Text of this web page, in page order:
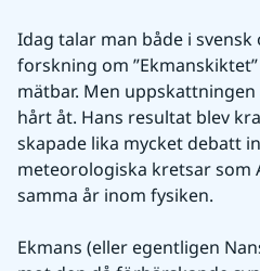
Idag talar man både i
forskning om
mätbar. Men
hårt åt. Hans resultat blev
skapade lika mycket debatt
meteorologiska kretsar som
samma år inom fysiken.
Ekmans (eller egentligen